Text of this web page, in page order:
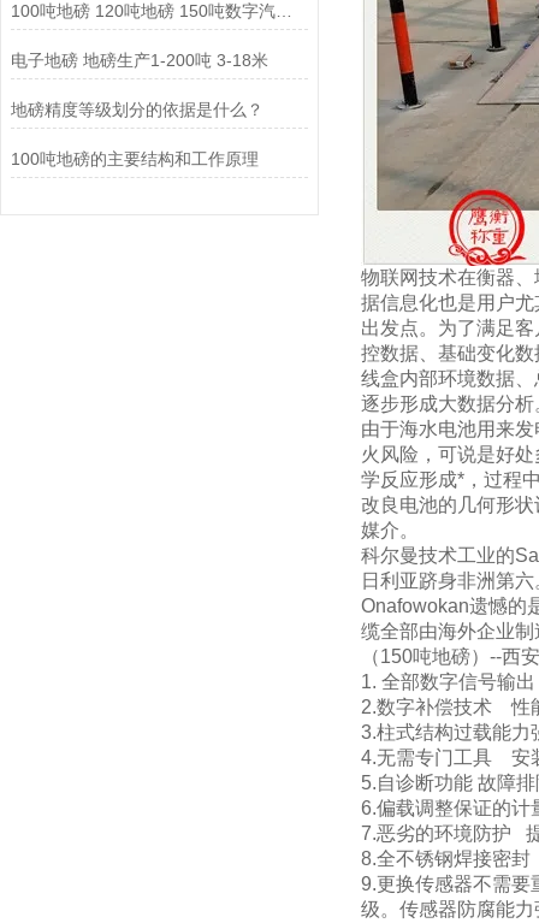
100吨地磅 120吨地磅 150吨数字汽车衡厂家
电子地磅 地磅生产1-200吨 3-18米
地磅精度等级划分的依据是什么？
100吨地磅的主要结构和工作原理
物联网技术在衡器
据信息化也是用户
出发点。为了满足
控数据、基础变化
线盒内部环境数据
逐步形成大数据分析
由于海水电池用来
火风险，可说是好
学反应形成*，过程
改良电池的几何形
媒介。
科尔曼技术工业的
日利亚跻身非洲第
Onafowokan遗憾的
缆全部由海外企业
（150吨地磅）--西
1. 全部数字信号输出
2.数字补偿技术
性
3.柱式结构过载能力
4.无需专门工具
安
5.自诊断功能 故障
6.偏载调整保证的计
7.恶劣的环境防护
8.全不锈钢焊接密封
9.更换传感器不需要
级。 传感器防腐能